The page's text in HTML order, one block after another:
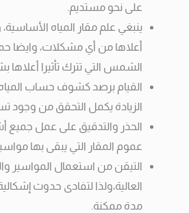
على نحو مستديم.
ينبغي علم مقار المياه
أعلاها من أي مشكلات، وايضا
الشمس التي تترك تأثيرا
القيام برصد كشوف حساب
الزيادة يكمل التحقق من وجود
الحذر والتدقيق على عمل جميع
عموم المقار التي يبقى بها
التيقن من استعمال المواسير
العالية،ولذا لتفادى حدوث
مدة ممكنة.